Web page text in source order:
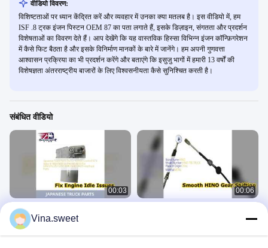
वीडियो विवरण:
विशिष्टताओं पर ध्यान केंद्रित करें और व्यवहार में उनका क्या मतलब है। इस वीडियो में, हम
ISF .8 ट्रक इंजन पिस्टन OEM 87 का पता लगाते हैं, इसके डिज़ाइन, संगतता और प्रदर्शन
विशेषताओं का विवरण देते हैं। आप देखेंगे कि यह वास्तविक हिस्सा विभिन्न इंजन कॉन्फ़िगरेशन
में कैसे फिट बैठता है और इसके विनिर्माण मानकों के बारे में जानेंगे। हम अपनी गुणवत्ता
आश्वासन प्रक्रिया का भी प्रदर्शन करेंगे और बताएंगे कि इसुजु भागों में हमारी 13 वर्षों की
विशेषज्ञता अंतरराष्ट्रीय बाजारों के लिए विश्वसनीयता कैसे सुनिश्चित करती है।
संबंधित वीडियो
00:03
इसुज़ु हिनो ट्रक पार्ट्स के लिए डेंसो एससीवी
वाल्व 294200 0650
जापानी ट्रक पार्ट्स
00:06
Vina.sweet